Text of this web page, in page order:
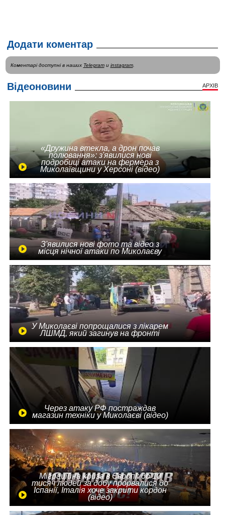
Додати коментар
Коментарі доступні в наших Telegramи instagram.
Відеоновини АРХІВ
«Дружина втекла, а дрон почав
полювання»: з'явилися нові
подробиці атаки на фермера з
Миколаївщини у Херсоні (відео)
З'явилися нові фото та відео з
місця нічної атаки по Миколаєву
У Миколаєві попрощалися з лікарем
ЛШМД, який загинув на фронті
Через атаку РФ постраждав
магазин техніки у Миколаєві (відео)
Міграційна криза в Європі: до 10
тисяч людей за добу прорвалися до
Іспанії, Італія хоче закрити кордон
(відео)